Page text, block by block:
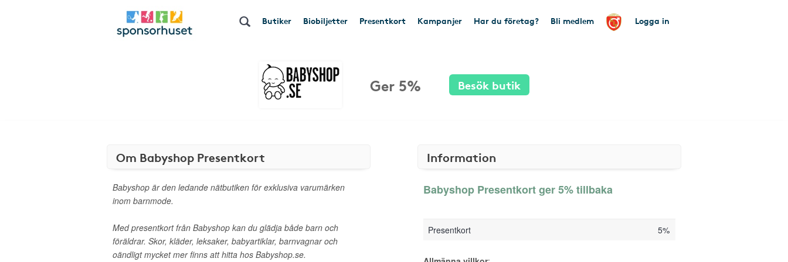
Butiker Biobiljetter Presentkort Kampanjer Har du företag? Bli medlem Logga in
Ger 5% Besök butik
Om Babyshop Presentkort
Babyshop är den ledande nätbutiken för exklusiva varumärken
inom barnmode.
Med presentkort från Babyshop kan du glädja både barn och
föräldrar. Skor, kläder, leksaker, babyartiklar, barnvagnar och
oändligt mycket mer finns att hitta hos Babyshop.se.
Information
Babyshop Presentkort ger 5% tillbaka
Presentkort 5%